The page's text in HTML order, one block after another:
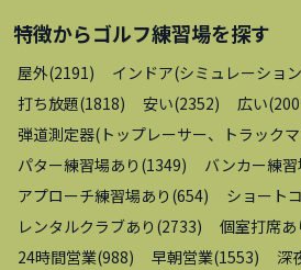
特徴からゴルフ練習場を探す
屋外(2191) インドア(シミュレーショ
打ち放題(1818) 安い(2352) 広い
弾道測定器(トップレーサー、トラック
パター練習場あり (1349) バンカー練習
アプローチ練習場あり (654) ショート
レンタルクラブあり (2733) 個室打席あ
24時間営業(988) 早朝営業(1553) 深